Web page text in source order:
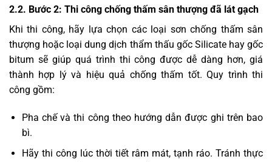
2.2. Bước 2: Thi công chống thấm sân thượng đã lát gạch
Khi thi công, hãy lựa chọn các loại sơn chống thấm sân
thượng hoặc loại dung dịch thẩm thấu gốc Silicate hay gốc
bitum sẽ giúp quá trình thi công được dễ dàng hơn, giá
thành hợp lý và hiệu quả chống thấm tốt. Quy trình thi
công gồm:
Pha chế và thi công theo hướng dẫn được ghi trên bao
bì.
Hãy thi công lúc thời tiết râm mát, tạnh ráo. Tránh thực